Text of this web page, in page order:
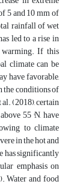
5 and 10 mm of
rainfall of wet
led to a rise in
warming. If this
climate can be
have favorable,
the conditions of
(2018), certain
55 °N, have
to climate
in the hot and
has significantly
emphasis on
Water and food